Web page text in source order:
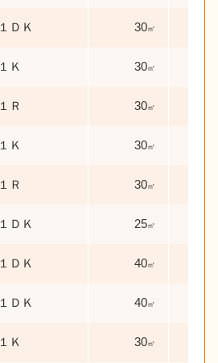
１ＤＫ 30㎡
１Ｋ 30㎡
１Ｒ 30㎡
１Ｋ 30㎡
１Ｒ 30㎡
１ＤＫ 25㎡
１ＤＫ 40㎡
１ＤＫ 40㎡
１Ｋ 30㎡